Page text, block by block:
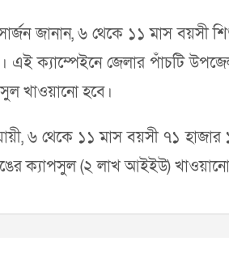
জানান, ৬ থেকে ১১ মাস বয়সী
এই ক্যাম্পেইনে জেলার পাঁচটি
খাওয়ানো হবে।
৬ থেকে ১১ মাস বয়সী ৭১
ক্যাপসুল (২ লাখ আইইউ) খাওয়ানো